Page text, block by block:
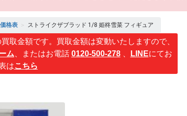
格表 ＞ ストライクザブラッド 1/8 姫柊雪菜 フィギュア
取金額です。買取金額は変動いたしますので、
ム 、またはお電話 0120-500-278、 LINEにてお
はこちら